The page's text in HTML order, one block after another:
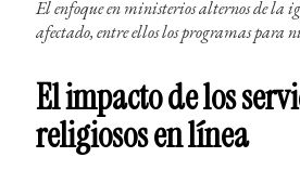
El enfoque en ministerios alternos de la
afectado, entre ellos los programas para
El impacto de los
religiosos en línea